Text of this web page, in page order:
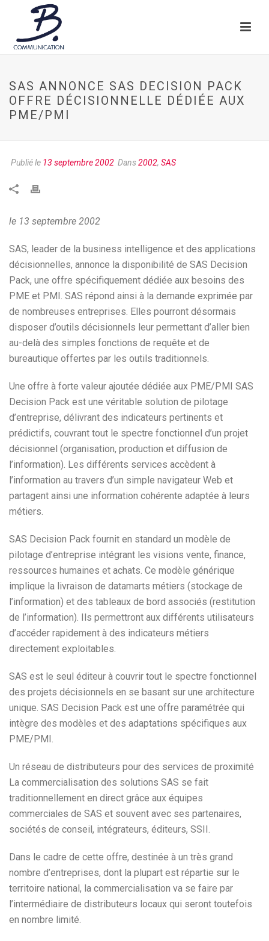
SAS ANNONCE SAS DECISION PACK
OFFRE DÉCISIONNELLE DÉDIÉE AUX
PME/PMI
Publié le 13 septembre 2002 Dans2002, SAS
le 13 septembre 2002
SAS, leader de la business intelligence et des applications
décisionnelles, annonce la disponibilité de SAS Decision
Pack, une offre spécifiquement dédiée aux besoins des
PME et PMI. SAS répond ainsi à la demande exprimée par
de nombreuses entreprises. Elles pourront désormais
disposer d’outils décisionnels leur permettant d’aller bien
au-delà des simples fonctions de requête et de
bureautique offertes par les outils traditionnels.
Une offre à forte valeur ajoutée dédiée aux PME/PMI SAS
Decision Pack est une véritable solution de pilotage
d’entreprise, délivrant des indicateurs pertinents et
prédictifs, couvrant tout le spectre fonctionnel d’un projet
décisionnel (organisation, production et diffusion de
l’information). Les différents services accèdent à
l’information au travers d’un simple navigateur Web et
partagent ainsi une information cohérente adaptée à leurs
métiers.
SAS Decision Pack fournit en standard un modèle de
pilotage d’entreprise intégrant les visions vente, finance,
ressources humaines et achats. Ce modèle générique
implique la livraison de datamarts métiers (stockage de
l’information) et des tableaux de bord associés (restitution
de l’information). Ils permettront aux différents utilisateurs
d’accéder rapidement à des indicateurs métiers
directement exploitables.
SAS est le seul éditeur à couvrir tout le spectre fonctionnel
des projets décisionnels en se basant sur une architecture
unique. SAS Decision Pack est une offre paramétrée qui
intègre des modèles et des adaptations spécifiques aux
PME/PMI.
Un réseau de distributeurs pour des services de proximité
La commercialisation des solutions SAS se fait
traditionnellement en direct grâce aux équipes
commerciales de SAS et souvent avec ses partenaires,
sociétés de conseil, intégrateurs, éditeurs, SSII.
Dans le cadre de cette offre, destinée à un très grand
nombre d’entreprises, dont la plupart est répartie sur le
territoire national, la commercialisation va se faire par
l’intermédiaire de distributeurs locaux qui seront toutefois
en nombre limité.